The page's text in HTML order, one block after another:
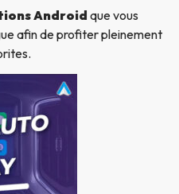
Androidque vous
afin de profiter pleinement